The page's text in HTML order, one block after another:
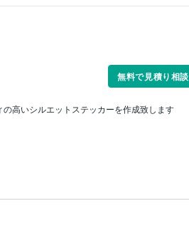
無料で見積り相談
高いシルエットステッカーを作成致します